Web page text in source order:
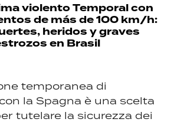
violentoTemporal con
de más de 100 km/h:
heridos y graves
en Brasil
temporanea di
con la Spagna è una scelta
tutelare la sicurezza dei